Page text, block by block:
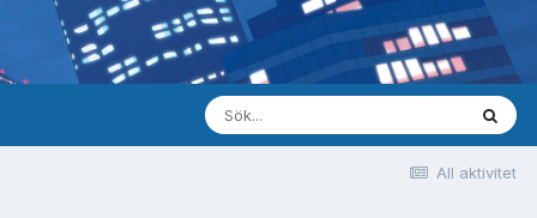
All aktivitet